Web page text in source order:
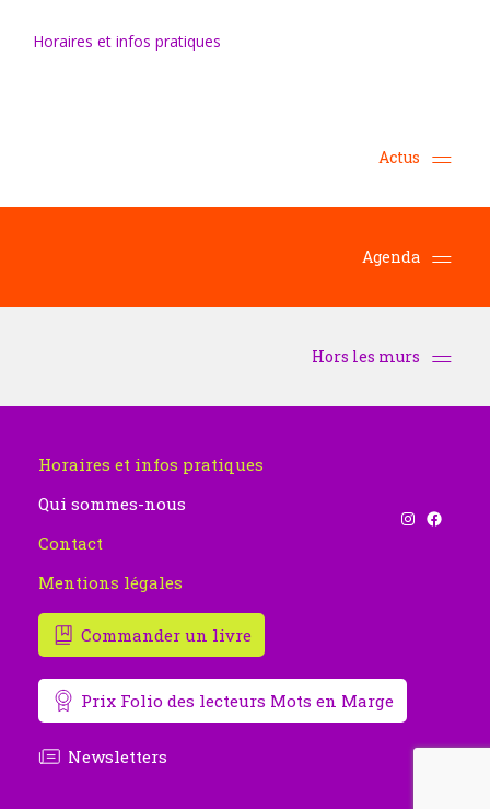
Horaires et infos pratiques
Horaires et infos pratiques
Qui sommes-nous
Contact
Mentions légales
Instagram Facebook
Commander un livre
Prix Folio des lecteurs Mots en Marge
Newsletters
Actus
Agenda
Hors les murs